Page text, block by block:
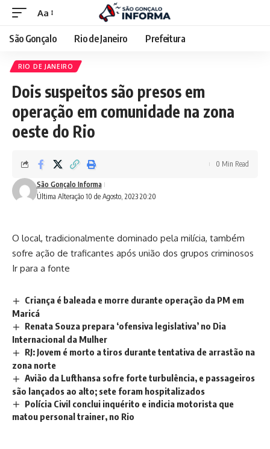
Aa
São Gonçalo Rio de Janeiro Prefeitura
RIO DE JANEIRO
Dois suspeitos são presos em
operação em comunidade na zona
oeste do Rio
Última Alteração 10 de Agosto, 2023 20:20
São Gonçalo Informa
0 Min Read
O local, tradicionalmente dominado pela milícia, também
sofre ação de traficantes após união dos grupos criminosos
Ir para a fonte
Criança é baleada e morre durante operação da PM em
Maricá
Renata Souza prepara ‘ofensiva legislativa’ no Dia
Internacional da Mulher
RJ: Jovem é morto a tiros durante tentativa de arrastão na
zona norte
Avião da Lufthansa sofre forte turbulência, e passageiros
são lançados ao alto; sete foram hospitalizados
Polícia Civil conclui inquérito e indicia motorista que
matou personal trainer, no Rio